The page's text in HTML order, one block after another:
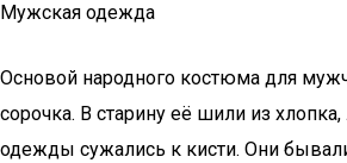
Мужская одежда
Основой народного костюма для
сорочка. В старину её шили из
одежды сужались к кисти. Они